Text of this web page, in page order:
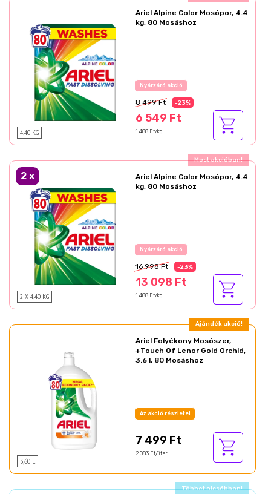
4,40 KG
Ariel Alpine Color Mosópor, 4.4
kg, 80 Mosáshoz
Az akció részletei
8 499 Ft -23%
6 549 Ft
1 488 Ft/kg
Ajándék akció!
2 x
2 X 4,40 KG
Ariel Alpine Color Mosópor, 4.4
kg, 80 Mosáshoz
Az akció részletei
16 998 Ft -23%
13 098 Ft
1 488 Ft/kg
Ajándék akció!
3,60 L
Ariel Folyékony Mosószer,
+Touch Of Lenor Gold Orchid,
3.6 l, 80 Mosáshoz
Az akció részletei
7 499 Ft
2 083 Ft/liter
Ajándék akció!